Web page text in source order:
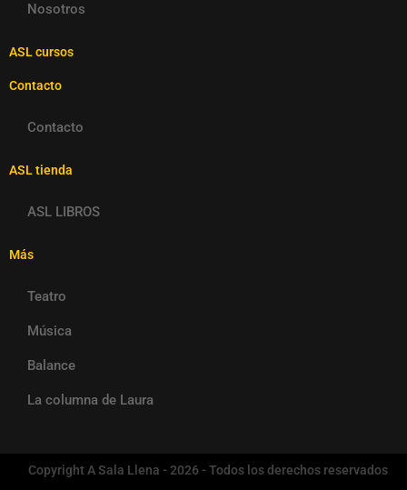
Nosotros
ASL cursos
Contacto
Contacto
ASL tienda
ASL LIBROS
Más
Teatro
Música
Balance
La columna de Laura
Copyright A Sala Llena - 2026 - Todos los derechos reservados